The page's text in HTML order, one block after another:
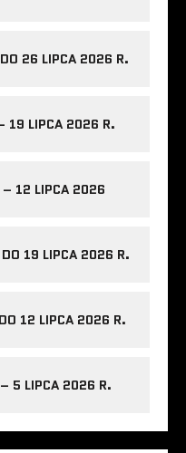
26 LIPCA 2026 R.
19 LIPCA 2026 R.
– 12 LIPCA 2026
19 LIPCA 2026 R.
12 LIPCA 2026 R.
5 LIPCA 2026 R.